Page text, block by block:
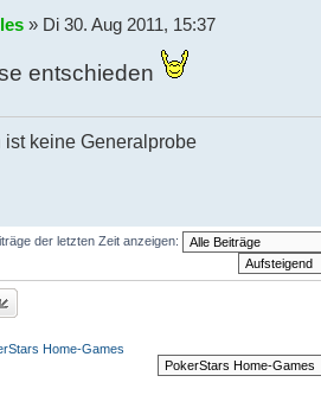
» Di 30. Aug 2011, 15:37
entschieden
ist keine Generalprobe
der letzten Zeit anzeigen:
Home-Games